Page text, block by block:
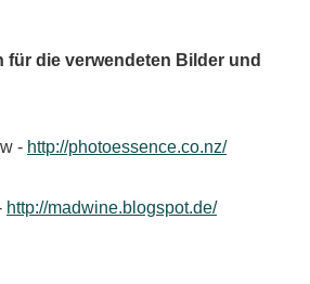
für die verwendeten Bilder und
- http://photoessence.co.nz/
http://madwine.blogspot.de/